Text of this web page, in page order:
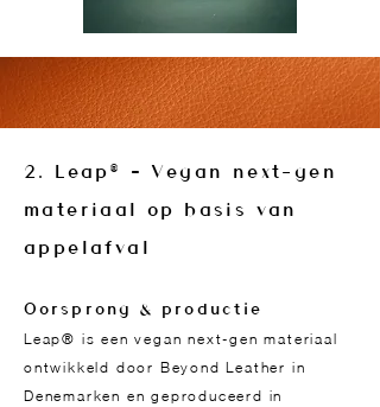
2. Leap® – Vegan next-gen
materiaal op basis van
appelafval
Oorsprong & productie
Leap® is een vegan next-gen materiaal
ontwikkeld door Beyond Leather in
Denemarken en geproduceerd in